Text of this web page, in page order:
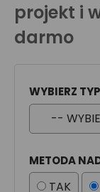
projekt i
darmo
WYBIERZ
--
METODA
TAK